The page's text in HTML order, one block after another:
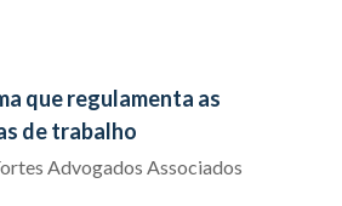
que regulamenta as
de trabalho
Advogados Associados